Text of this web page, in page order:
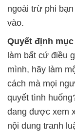
ngoài trừ phi
vào.
Quyết định
làm bất cứ điều
mình, hãy làm
cách mà mọi
quyết tình
đang được xem
nội dung tranh